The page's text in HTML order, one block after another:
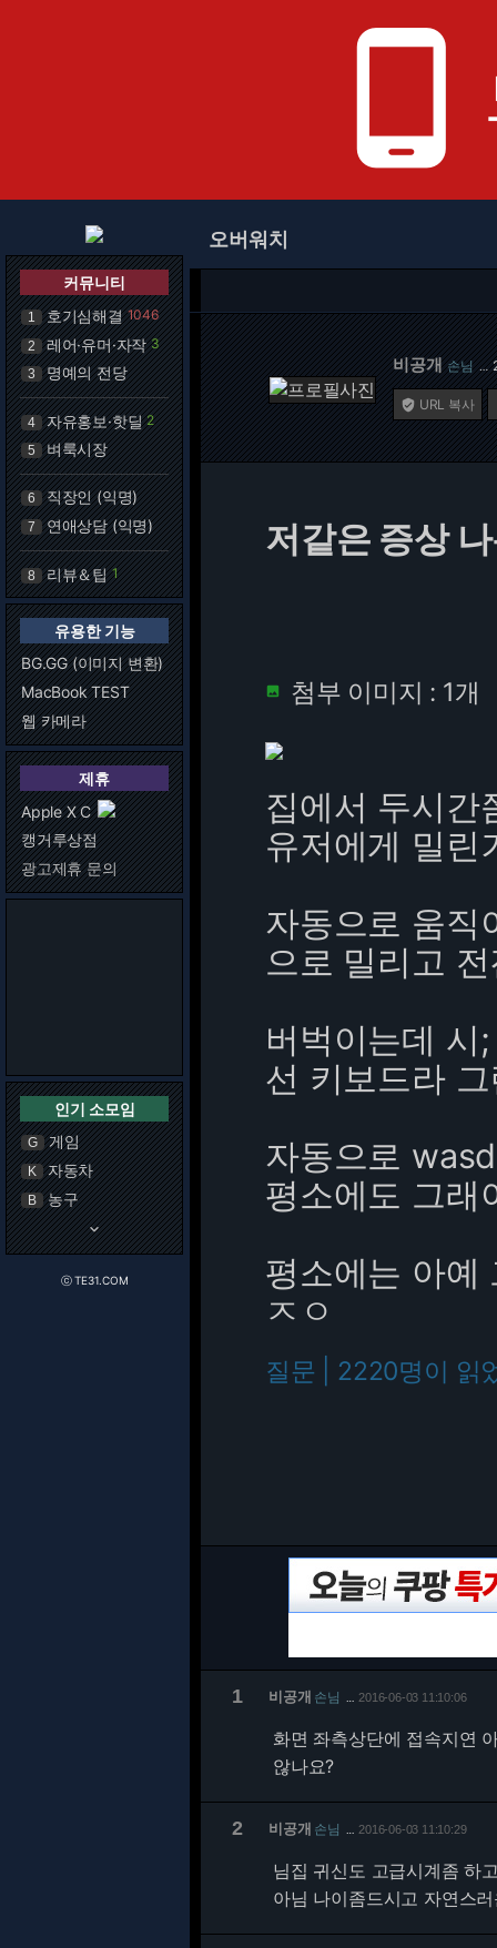
phone_android
커뮤니티
1 호기심해결 1046
2 레어·유머·자작 3
3 명예의 전당
4 자유홍보·핫딜 2
5 벼룩시장
6 직장인 (익명)
7 연애상담 (익명)
8 리뷰＆팁 1
유용한 기능
BG.GG (이미지 변환)
MacBook TEST
웹 카메라
제휴
Apple X C
캥거루상점
광고제휴 문의
인기 소모임
G 게임
K 자동차
B 농구
keyboard_arrow_down
ⓒ TE31.COM
오버워치
비공개 손님 …
 URL 복사
저같은 증상
 첨부 이미지 : 1개
집에서 두시간
유저에게 밀린
자동으로 움직
으로 밀리고
버벅이는데 시
선 키보드라
자동으로
평소에도 그래
평소에는 아예
ㅈㅇ
질문 | 2220명이 읽
1 비공개 손님 2016-06-03 11:10:06
화면 좌측상단에 접속지연
않나요?
2 비공개 손님 2016-06-03 11:10:29
님집 귀신도 고급시계좀 하
아님 나이좀드시고 자연스